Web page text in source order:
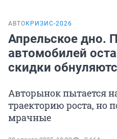
АВТО КРИЗИС-2026
Апрельское дно.
автомобилей
скидки
Авторынок пытается
траекторию роста, но
мрачные